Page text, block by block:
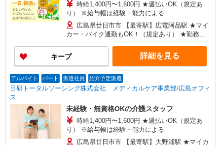
時給1,400円〜1,600円 ★週払いOK（規定あ
り） ※給与幅は経験・能力による
広島県廿日市市 【最寄駅】広電阿品駅 ★マイ
カー・バイク通勤もOK！（規定あり） ★勤務地
ど、お好きな勤務地をお選び下さい！！
キープ 詳細を見る
アルバイト パート 派遣社員 紹介予定派遣
日研トータルソーシング株式会社 メディカルケア事業部/広島オフィ
ス
未経験・無資格OKの介護スタッフ
時給1,400円〜1,600円 ★週払いOK（規定あ
り） ※給与幅は経験・能力による
広島県廿日市市 【最寄駅】大野浦駅 ★マイカ